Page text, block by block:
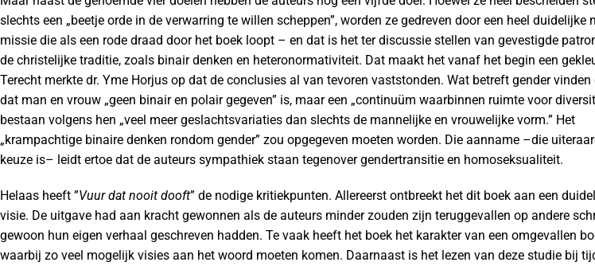
slechts een „beetje orde in de verwarring te willen scheppen”, worden ze gedreven door een heel duidelijke
missie die als een rode draad door het boek loopt – en dat is het ter discussie stellen van gevestigde
de christelijke traditie, zoals binair denken en heteronormativiteit. Dat maakt het vanaf het begin een
Terecht merkte dr. Yme Horjus op dat de conclusies al van tevoren vaststonden. Wat betreft gender vinden
dat man en vrouw „geen binair en polair gegeven” is, maar een „continuüm waarbinnen ruimte voor
bestaan volgens hen „veel meer geslachtsvariaties dan slechts de mannelijke en vrouwelijke vorm.” Het
„krampachtige binaire denken rondom gender” zou opgegeven moeten worden. Die aanname –die
keuze is– leidt ertoe dat de auteurs sympathiek staan tegenover gendertransitie en homoseksualiteit.
Helaas heeft ”Vuur dat nooit dooft” de nodige kritiekpunten. Allereerst ontbreekt het dit boek aan een
visie. De uitgave had aan kracht gewonnen als de auteurs minder zouden zijn teruggevallen op andere
gewoon hun eigen verhaal geschreven hadden. Te vaak heeft het boek het karakter van een omgevallen
waarbij zo veel mogelijk visies aan het woord moeten komen. Daarnaast is het lezen van deze studie bij